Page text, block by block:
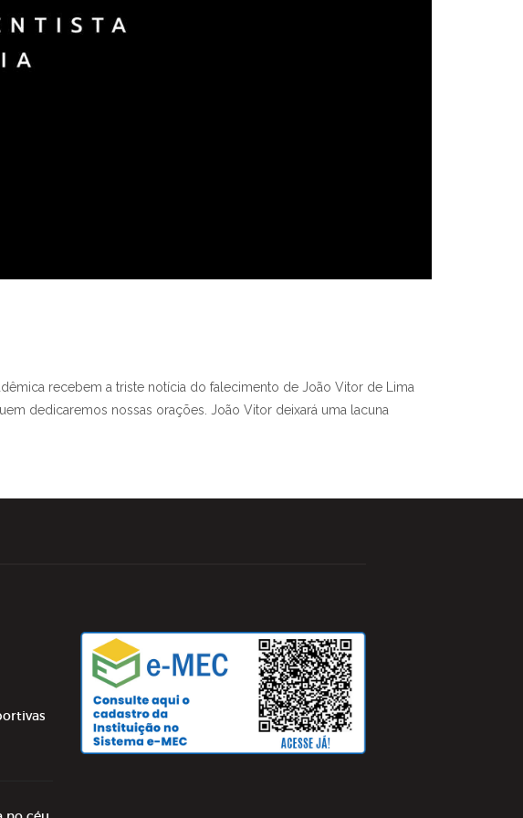
recebem a triste notícia do falecimento de João Vitor de Lima
dedicaremos nossas orações. João Vitor deixará uma lacuna